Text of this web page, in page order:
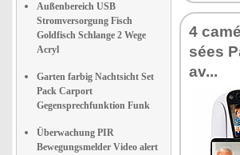
Außenbereich USB
Stromversorgung Fisch
Goldfisch Schlange 2 Wege
Acryl
Garten farbig Nachtsicht Set
Pack Carport
Gegensprechfunktion Funk
Überwachung PIR
Bewegungsmelder Video alert
4
sées
av...